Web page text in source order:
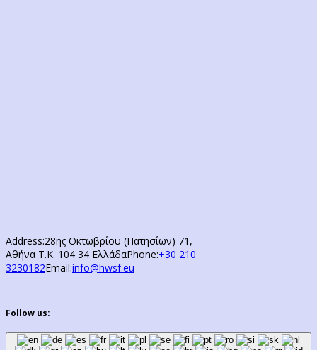
Address:28ης Οκτωβρίου (Πατησίων) 71,
Αθήνα Τ.Κ. 104 34 ΕλλάδαPhone:+30 210
3230182Email:info@hwsf.eu
Follow us: